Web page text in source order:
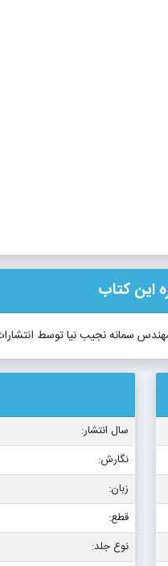
این کتاب
مهندس سمانه نجیب نیا توسط
سال انتشار:
نگارش:
زبان:
قطع:
نوع جلد: